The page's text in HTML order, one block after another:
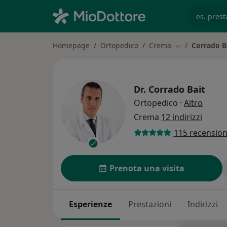
Homepage Ortopedico Crema Cambia città
Corrado
Dr. Corrado Bait
Ortopedico · Altro
Crema 12 indirizzi
115
Prenota una visita
Esperienze Prestazioni Indirizzi